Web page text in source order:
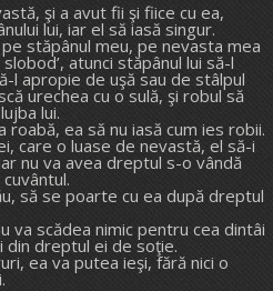
şi a avut fii şi fiice cu ea,
lui, iar el să iasă singur.
stăpânul meu, pe nevasta mea
atunci stăpânul lui să-l
l apropie de uşă sau de stâlpul
urechea cu o sulă, şi robul să
lui.
roabă, ea să nu iasă cum ies robii.
care o luase de nevastă, el să-i
nu va avea dreptul s-o vândă
să se poarte cu ea după dreptul
va scădea nimic pentru cea dintâi
din dreptul ei de soţie.
ea va putea ieşi, fără nici o